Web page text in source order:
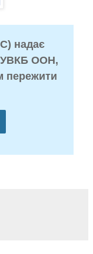
надає
УВКБ ООН,
пережити